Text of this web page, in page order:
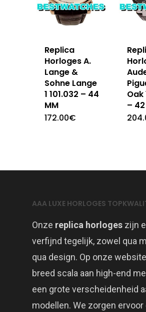
Replica
Horloges A.
Lange &
Sohne Lange
1 101.032 – 44
MM
172.00€
Oak
–
AAA LUXE HORLOGES
Onze replica horloges zijn
verfijnd tegelijk, zowel qua
qua design. Op onze
breed scala aan high-end
een grote verscheidenheid
modellen. We zorgen ervoor